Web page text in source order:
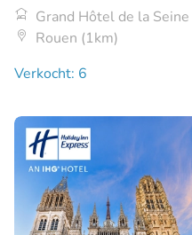
Grand Hôtel de la Seine
Rouen (1km)
Verkocht: 6